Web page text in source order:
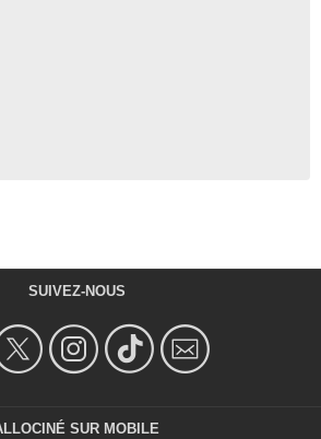
SUIVEZ-NOUS
SUR MOBILE